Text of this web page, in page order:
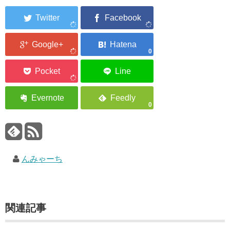
0
0
んみゃーち
関連記事